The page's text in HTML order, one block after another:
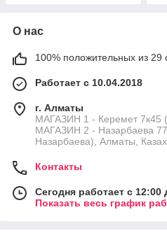
О нас
100% положительных из 29
Работает с 10.04.2018
г. Алматы
МАГАЗИН 1 - Керемет 7к45
МАГАЗИН 2 - Назарбаева
Назарбаева), Алматы,
Контакты
Сегодня работает с 12:00
Показать весь график